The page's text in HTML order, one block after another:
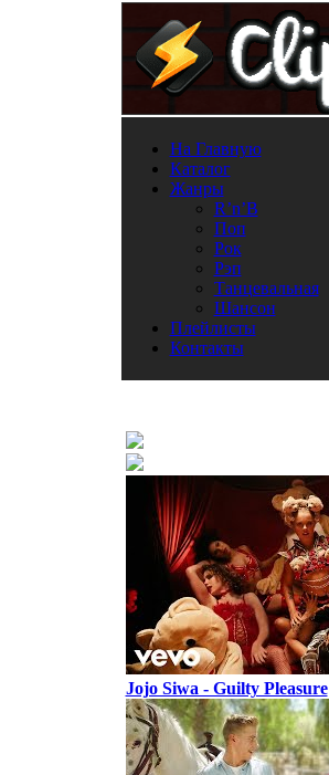
На Главную
Каталог
Жанры
R’n’B
Поп
Рок
Рэп
Танцевальная
Шансон
Плейлисты
Контакты
Jojo Siwa - Guilty Pleasure